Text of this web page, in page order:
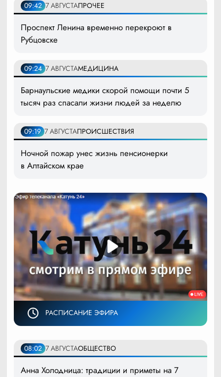
09:42 7 АВГУСТАПРОЧЕЕ
Проспект Ленина временно перекроют в
Рубцовске
09:24 7 АВГУСТАМЕДИЦИНА
Барнаульские медики скорой помощи почти 5
тысяч раз спасали жизни людей за неделю
09:19 7 АВГУСТАПРОИСШЕСТВИЯ
Ночной пожар унес жизнь пенсионерки
в Алтайском крае
РАСПИСАНИЕ ЭФИРА
08:02 7 АВГУСТАОБЩЕСТВО
Анна Холодница: традиции и приметы на 7